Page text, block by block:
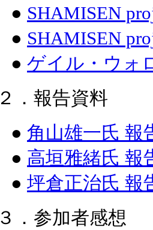
● SHAMISEN
● SHAMISEN
● ゲイル・ウォ
２．報告資料
● 角山雄一氏 報
● 高垣雅緒氏 報
● 坪倉正治氏 報
３．参加者感想